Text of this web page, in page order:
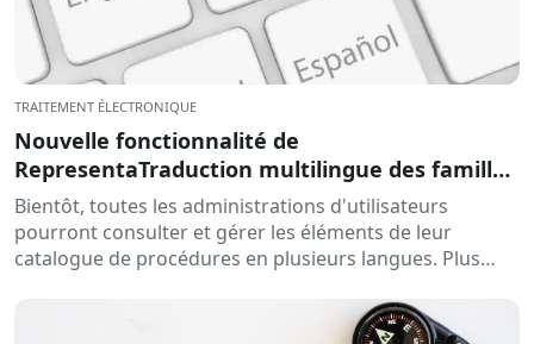
TRAITEMENT ÉLECTRONIQUE
Nouvelle fonctionnalité de
RepresentaTraduction multilingue des familles
et des procédures
Bientôt, toutes les administrations d'utilisateurs
pourront consulter et gérer les éléments de leur
catalogue de procédures en plusieurs langues. Plus